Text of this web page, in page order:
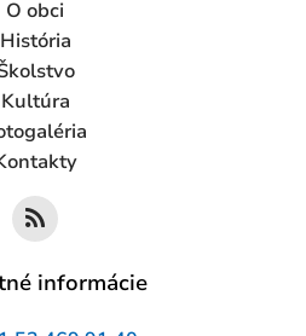
O obci
História
Kultúra
informácie